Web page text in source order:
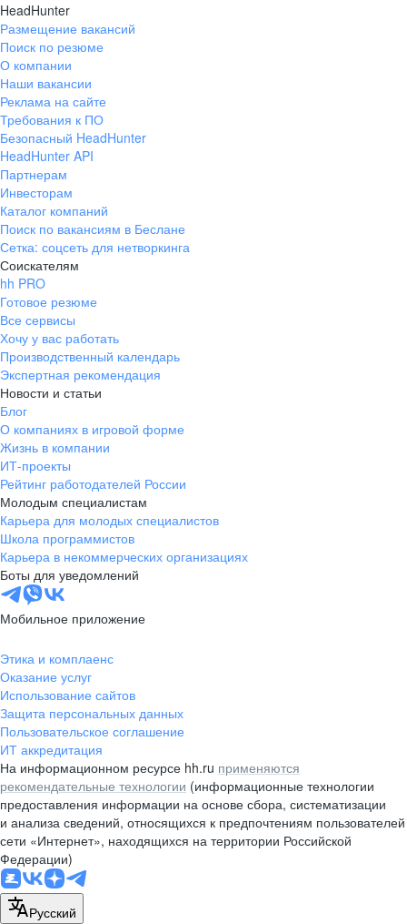
HeadHunter
Размещение вакансий
Поиск по резюме
О компании
Наши вакансии
Реклама на сайте
Требования к ПО
Безопасный HeadHunter
HeadHunter API
Партнерам
Инвесторам
Каталог компаний
Поиск по вакансиям в Беслане
Сетка: соцсеть для нетворкинга
Соискателям
hh PRO
Готовое резюме
Все сервисы
Хочу у вас работать
Производственный календарь
Экспертная рекомендация
Новости и статьи
Блог
О компаниях в игровой форме
Жизнь в компании
ИТ-проекты
Рейтинг работодателей России
Молодым специалистам
Карьера для молодых специалистов
Школа программистов
Карьера в некоммерческих организациях
Боты для уведомлений
Мобильное приложение
Этика и комплаенс
Оказание услуг
Использование сайтов
Защита персональных данных
Пользовательское соглашение
ИТ аккредитация
На информационном ресурсе hh.ru применяются
рекомендательные технологии (информационные технологии
предоставления информации на основе сбора, систематизации
и анализа сведений, относящихся к предпочтениям пользователей
сети «Интернет», находящихся на территории Российской
Федерации)
Русский